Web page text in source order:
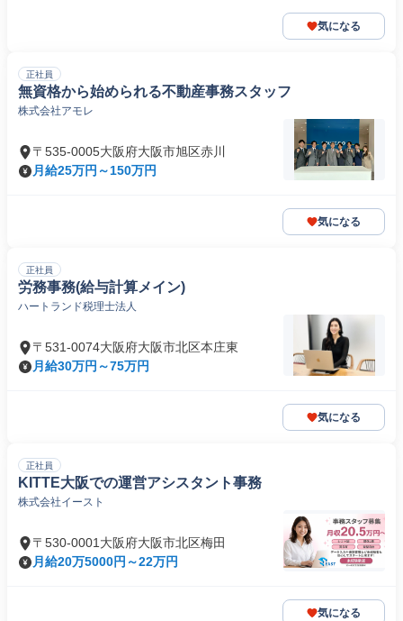
気になる
正社員
無資格から始められる不動産事務スタッフ
株式会社アモレ
〒535-0005大阪府大阪市旭区赤川
月給25万円～150万円
気になる
正社員
労務事務(給与計算メイン)
ハートランド税理士法人
〒531-0074大阪府大阪市北区本庄東
月給30万円～75万円
気になる
正社員
KITTE大阪での運営アシスタント事務
株式会社イースト
〒530-0001大阪府大阪市北区梅田
月給20万5000円～22万円
気になる